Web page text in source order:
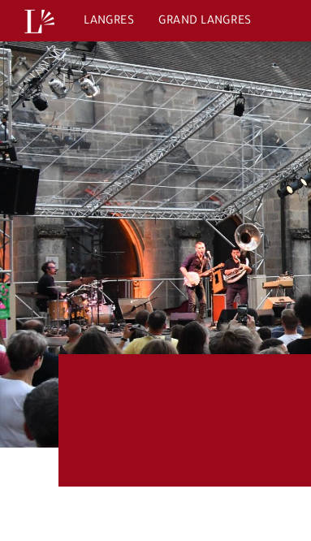
Passer
contenu
LANGRES GRAND LANGRES